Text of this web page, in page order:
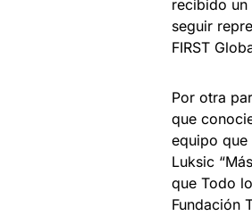
recibido
seguir
FIRST
Por otra
que
equipo que
Luksic
que Todo
Fundación